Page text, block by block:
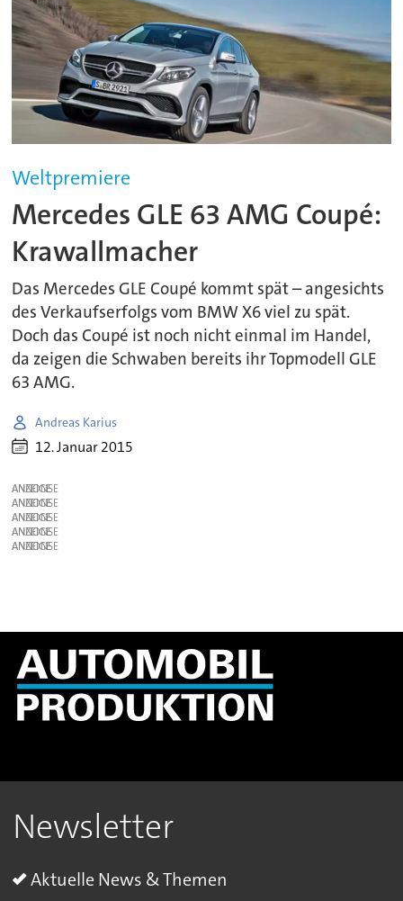
Weltpremiere
Mercedes GLE 63 AMG Coupé:
Krawallmacher
Das Mercedes GLE Coupé kommt spät – angesichts
des Verkaufserfolgs vom BMW X6 viel zu spät.
Doch das Coupé ist noch nicht einmal im Handel,
da zeigen die Schwaben bereits ihr Topmodell GLE
63 AMG.
Andreas Karius
12. Januar 2015
ANZEIGE
ANZEIGE
ANZEIGE
ANZEIGE
ANZEIGE
Newsletter
Aktuelle News & Themen